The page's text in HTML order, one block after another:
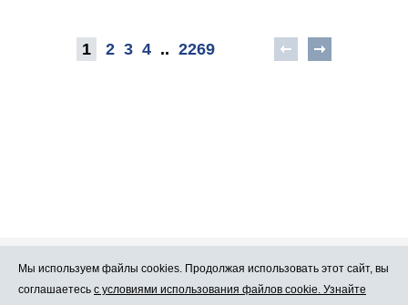
1 2 3 4 .. 2269
Про Atlants.lv Реклама
Мы используем файлы cookies. Продолжая использовать этот сайт, вы
соглашаетесь с условиями использования файлов cookie. Узнайте